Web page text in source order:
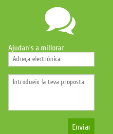
Ajudan's a millorar
Enviar